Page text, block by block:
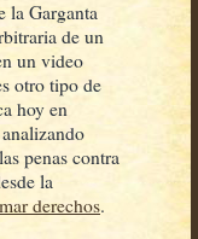
la Garganta
de un
un video
otro tipo de
hoy en
penas contra
la
derechos.